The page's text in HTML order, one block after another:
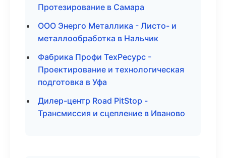
Протезирование в Самара
ООО Энерго Металлика - Листо- и
металлообработка в Нальчик
Фабрика Профи ТехРесурс -
Проектирование и технологическая
подготовка в Уфа
Дилер-центр Road PitStop -
Трансмиссия и сцепление в Иваново